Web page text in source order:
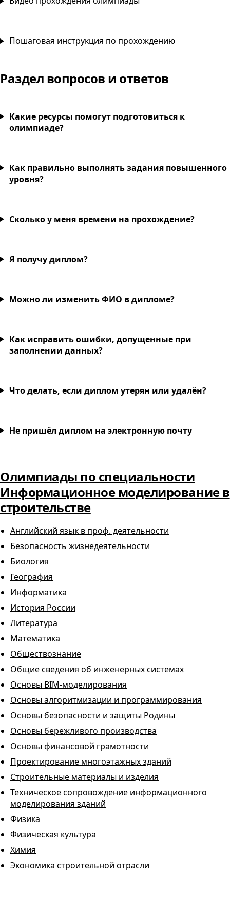
Пошаговая инструкция по прохождению
Раздел вопросов и ответов
Какие ресурсы помогут подготовиться к
олимпиаде?
Как правильно выполнять задания повышенного
уровня?
Сколько у меня времени на прохождение?
Я получу диплом?
Можно ли изменить ФИО в дипломе?
Как исправить ошибки, допущенные при
заполнении данных?
Что делать, если диплом утерян или удалён?
Не пришёл диплом на электронную почту
Олимпиады по специальности
Информационное моделирование в
строительстве
Английский язык в проф. деятельности
Безопасность жизнедеятельности
Биология
География
Информатика
История России
Литература
Математика
Обществознание
Общие сведения об инженерных системах
Основы BIM-моделирования
Основы алгоритмизации и программирования
Основы безопасности и защиты Родины
Основы бережливого производства
Основы финансовой грамотности
Проектирование многоэтажных зданий
Строительные материалы и изделия
Техническое сопровождение информационного
моделирования зданий
Физика
Физическая культура
Химия
Экономика строительной отрасли